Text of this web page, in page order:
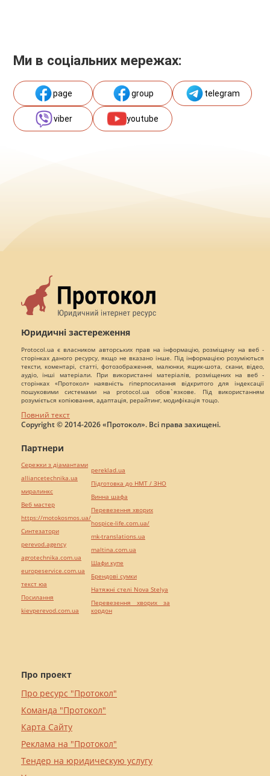
Ми в соціальних мережах:
page group telegram
viber youtube
Юридичні застереження
Protocol.ua є власником авторських прав на інформацію, розміщену на веб -
сторінках даного ресурсу, якщо не вказано інше. Під інформацією розуміються
тексти, коментарі, статті, фотозображення, малюнки, ящик-шота, скани, відео,
аудіо, інші матеріали. При використанні матеріалів, розміщених на веб -
сторінках «Протокол» наявність гіперпосилання відкритого для індексації
пошуковими системами на protocol.ua обов`язкове. Під використанням
розуміється копіювання, адаптація, рерайтинг, модифікація тощо.
Повний текст
Copyright © 2014-2026 «Протокол». Всі права захищені.
Про проект
Про ресурс "Протокол"
Команда "Протокол"
Карта Сайту
Реклама на "Протокол"
Тендер на юридическую услугу
Партнери
Сережки з діамантами
alliancetechnika.ua
миралинкс
Веб мастер
https://motokosmos.ua/
Синтезатори
perevod.agency
agrotechnika.com.ua
europeservice.com.ua
текст юа
Посилання
kievperevod.com.ua
pereklad.ua
Підготовка до НМТ / ЗНО
Винна шафа
Перевезення хворих
hospice-life.com.ua/
mk-translations.ua
maltina.com.ua
Шафи купе
Брендові сумки
Натяжні стелі Nova Stelya
Перевезення хворих за
кордон